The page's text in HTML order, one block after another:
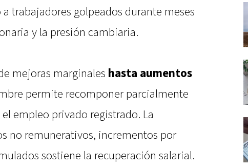
trabajadores golpeados durante meses
y la presión cambiaria.
mejoras marginales hasta aumentos
permite recomponer parcialmente
empleo privado registrado. La
no remunerativos, incrementos por
sostiene la recuperación salarial.